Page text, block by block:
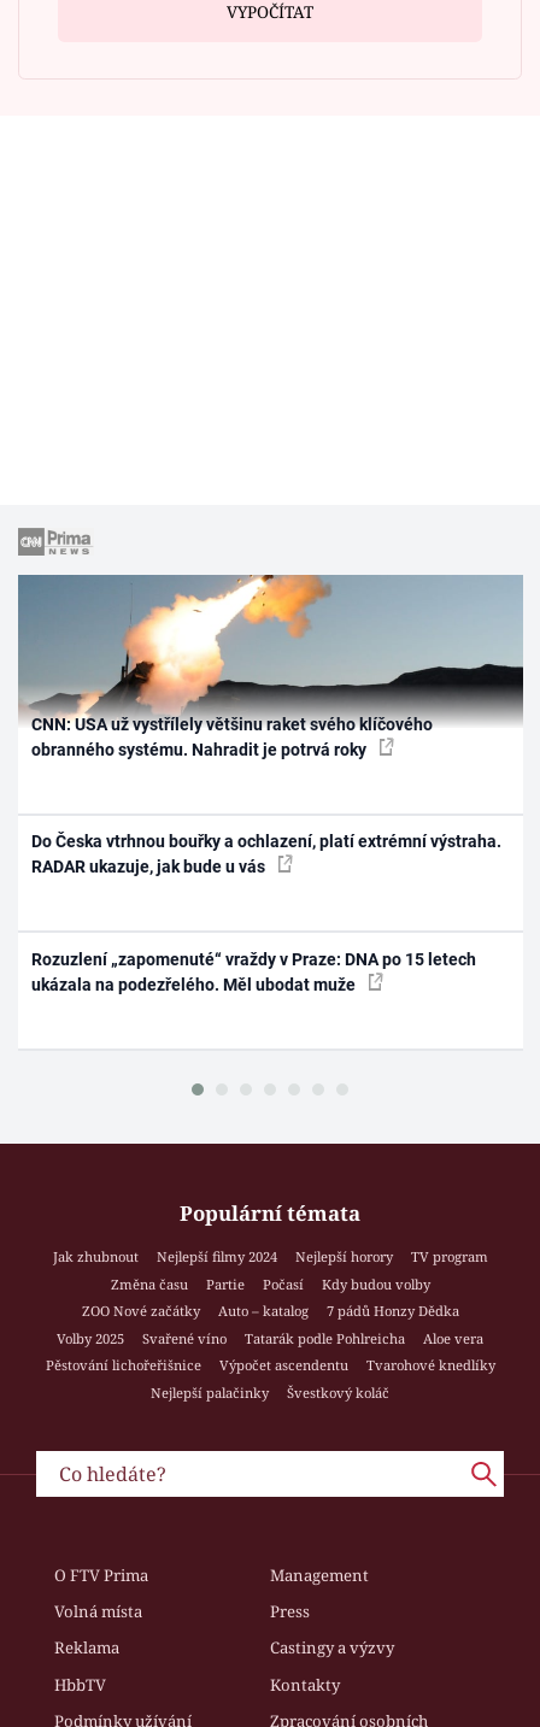
VYPOČÍTAT
CNN: USA už vystřílely většinu raket svého klíčového
obranného systému. Nahradit je potrvá roky
Do Česka vtrhnou bouřky a ochlazení, platí extrémní výstraha.
RADAR ukazuje, jak bude u vás
Rozuzlení „zapomenuté“ vraždy v Praze: DNA po 15 letech
ukázala na podezřelého. Měl ubodat muže
Populární témata
Jak zhubnout Nejlepší filmy 2024 Nejlepší horory
TV program
Změna času
Partie Počasí
Kdy budou volby
ZOO Nové začátky
Auto – katalog
7 pádů Honzy Dědka
Volby 2025
Svařené víno Tatarák podle Pohlreicha
Aloe vera
Pěstování lichořeřišnice
Výpočet ascendentu
Tvarohové knedlíky
Nejlepší palačinky
Švestkový koláč
O FTV Prima
Management
Volná místa
Press
Reklama
Castingy a výzvy
HbbTV
Kontakty
Podmínky užívání
Zpracování osobních